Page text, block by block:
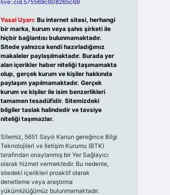
live:.cid.575569c608265c69
Yasal Uyarı: Bu internet sitesi, herhangi
bir marka, kurum veya şahıs şirketi ile
hiçbir bağlantısı bulunmamaktadır.
Sitede yalnızca kendi hazırladığımız
makaleler paylaşılmaktadır. Burada yer
alan içerikler haber niteliği taşımamakta
olup, gerçek kurum ve kişiler hakkında
paylaşım yapılmamaktadır. Gerçek
kurum ve kişiler ile isim benzerlikleri
tamamen tesadüfidir. Sitemizdeki
bilgiler taslak halindedir ve tavsiye
niteliği taşımazlar.
Sitemiz, 5651 Sayılı Kanun gereğince Bilgi
Teknolojileri ve İletişim Kurumu (BTK)
tarafından onaylanmış bir Yer Sağlayıcı
olarak hizmet vermektedir. Bu nedenle,
sitedeki içerikleri proaktif olarak
denetleme veya araştırma
yükümlülüğümüz bulunmamaktadır.